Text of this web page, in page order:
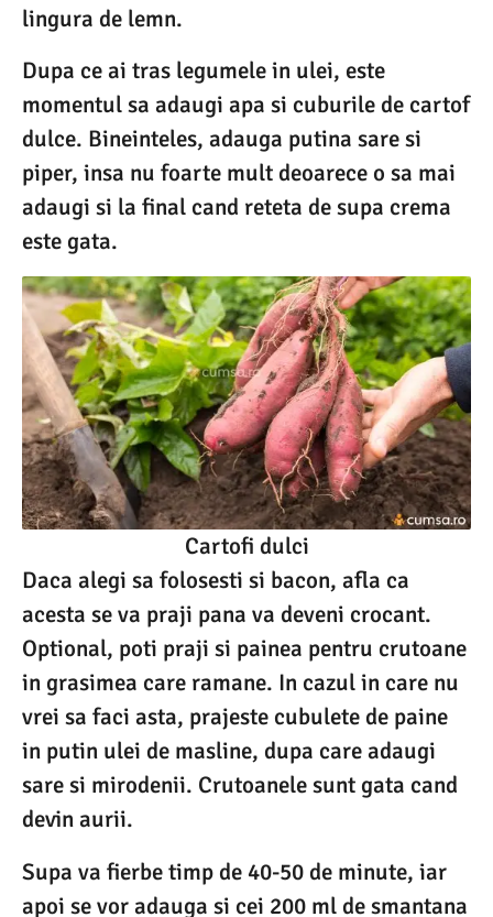
lingura de lemn.
Dupa ce ai tras legumele in ulei, este
momentul sa adaugi apa si cuburile de cartof
dulce. Bineinteles, adauga putina sare si
piper, insa nu foarte mult deoarece o sa mai
adaugi si la final cand reteta de supa crema
este gata.
Cartofi dulci
Daca alegi sa folosesti si bacon, afla ca
acesta se va praji pana va deveni crocant.
Optional, poti praji si painea pentru crutoane
in grasimea care ramane. In cazul in care nu
vrei sa faci asta, prajeste cubulete de paine
in putin ulei de masline, dupa care adaugi
sare si mirodenii. Crutoanele sunt gata cand
devin aurii.
Supa va fierbe timp de 40-50 de minute, iar
apoi se vor adauga si cei 200 ml de smantana